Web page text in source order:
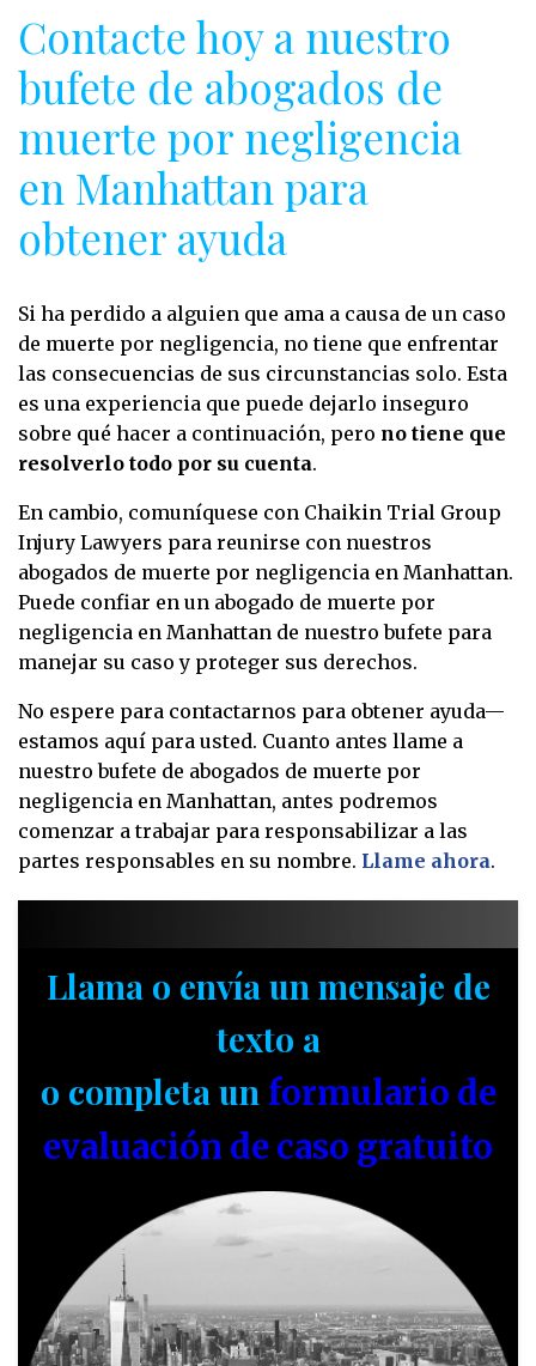
Contacte hoy a nuestro
bufete de abogados de
muerte por negligencia
en Manhattan para
obtener ayuda
Si ha perdido a alguien que ama a causa de un caso
de muerte por negligencia, no tiene que enfrentar
las consecuencias de sus circunstancias solo. Esta
es una experiencia que puede dejarlo inseguro
sobre qué hacer a continuación, pero no tiene que
resolverlo todo por su cuenta.
En cambio, comuníquese con Chaikin Trial Group
Injury Lawyers para reunirse con nuestros
abogados de muerte por negligencia en Manhattan.
Puede confiar en un abogado de muerte por
negligencia en Manhattan de nuestro bufete para
manejar su caso y proteger sus derechos.
No espere para contactarnos para obtener ayuda—
estamos aquí para usted. Cuanto antes llame a
nuestro bufete de abogados de muerte por
negligencia en Manhattan, antes podremos
comenzar a trabajar para responsabilizar a las
partes responsables en su nombre. Llame ahora.
Llama o envía un mensaje de
texto a
o completa un formulario de
evaluación de caso gratuito